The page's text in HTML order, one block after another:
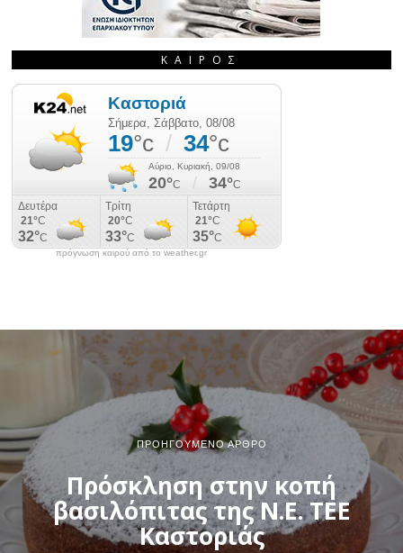
ΚΑΙΡΌΣ
πρόγνωση καιρού από το weather.gr
ΠΡΟΗΓΟΎΜΕΝΟ ΆΡΘΡΟ
Πρόσκληση στην κοπή
βασιλόπιτας της Ν.Ε. ΤΕΕ
Καστοριάς